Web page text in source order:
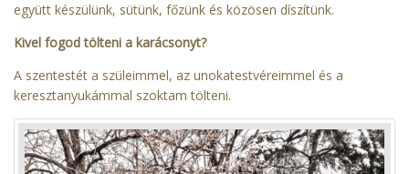
együtt készülünk, sütünk, főzünk és közösen díszítünk.
Kivel fogod tölteni a karácsonyt?
A szentestét a szüleimmel, az unokatestvéreimmel és a
keresztanyukámmal szoktam tölteni.